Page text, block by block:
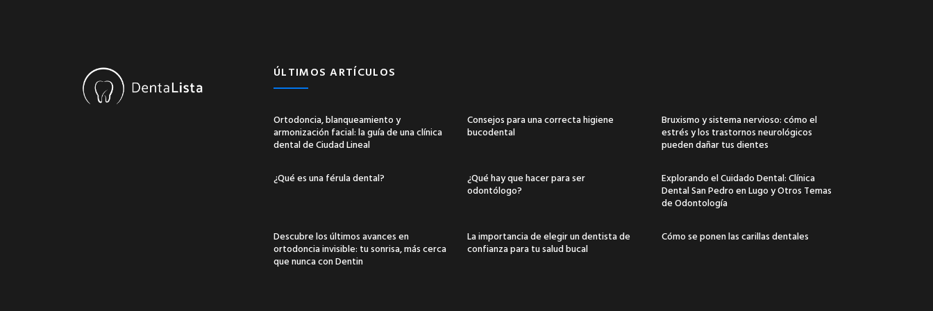
ÚLTIMOS ARTÍCULOS
Ortodoncia, blanqueamiento y
armonización facial: la guía de una clínica
dental de Ciudad Lineal
Consejos para una correcta higiene
bucodental
Bruxismo y sistema nervioso: cómo el
estrés y los trastornos neurológicos
pueden dañar tus dientes
¿Qué es una férula dental?
¿Qué hay que hacer para ser
odontólogo?
Explorando el Cuidado Dental: Clínica
Dental San Pedro en Lugo y Otros Temas
de Odontología
Descubre los últimos avances en
ortodoncia invisible: tu sonrisa, más cerca
que nunca con Dentin
La importancia de elegir un dentista de
confianza para tu salud bucal
Cómo se ponen las carillas dentales